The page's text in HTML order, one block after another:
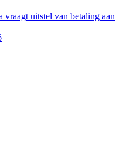
vraagt uitstel van betaling aan